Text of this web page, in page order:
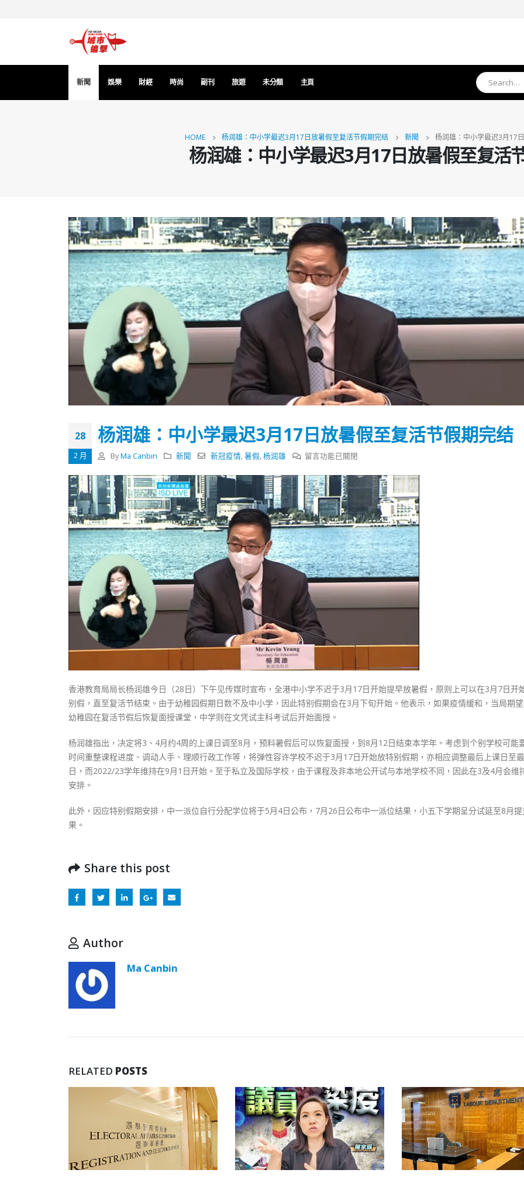
新聞 娛樂 財經 時尚 副刊 旅遊 未分類 主頁
HOME 杨润雄：中小学最迟3月17日放暑假至复活节假期完结 新聞 杨润雄：中小学最迟3月17
杨润雄：中小学最迟3月17日放暑假至复活
28
2 月
杨润雄：中小学最迟3月17日放暑假至复活节假期完结
By Ma Canbin 新聞 新冠疫情,暑假,杨润雄
在
润
雄：
中
小
学
最
迟
3
月
17
日
复
活
节
期
完
结〉
留言功能已關閉
香港教育局局长杨润雄今日（28日）下午见传媒时宣布，全港中小学不迟于3月17日开始提早放暑假，原则上可以在3月7日开
别假，直至复活节结束。由于幼稚园假期日数不及中小学，因此特别假期会在3月下旬开始。他表示，如果疫情缓和，当局期
幼稚园在复活节假后恢复面授课堂，中学则在文凭试主科考试后开始面授。
杨润雄指出，决定将3、4月约4周的上课日调至8月，预料暑假后可以恢复面授，到8月12日结束本学年。考虑到个别学校可能
时间重整课程进度、调动人手、理顺行政工作等，将弹性容许学校不迟于3月17日开始放特别假期，亦相应调整最后上课日至
日，而2022/23学年维持在9月1日开始。至于私立及国际学校，由于课程及非本地公开试与本地学校不同，因此在3及4月会维
安排。
此外，因应特别假期安排，中一派位自行分配学位将于5月4日公布，7月26日公布中一派位结果，小五下学期呈分试延至8月
果。
Share this post
Author
Ma Canbin
RELATED POSTS
香港全港各区工商联永远名誉
会长吴锡有出席2023首届中国
(深圳)乡村振兴产业博览会开幕
式
2023-12-18
向均羚：打破美西方政治破壞 積極投入
1210區議會選舉
2023-12-02
選舉日踴躍投票
2023-11-30
選舉日踴躍投票 文: 朱家健
2023-11-30
抹黑候選人涉選舉舞弊 文: 朱家健
2023-11-30
香港公院探访明起无须预约一
图睇清最新安排
2023-01-31
式
2023-12-18
向均羚：打破美西方政治破壞 積
1210區議會選舉
2023-12-02